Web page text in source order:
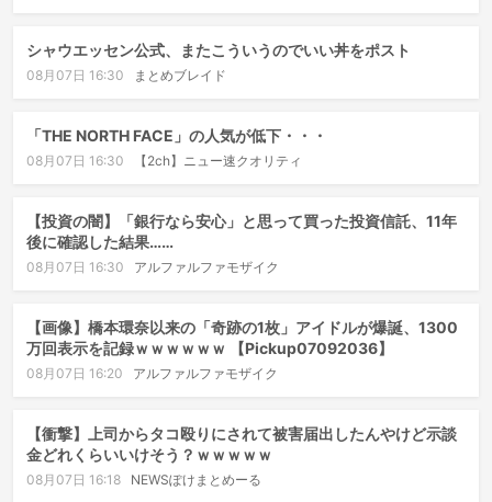
シャウエッセン公式、またこういうのでいい丼をポスト
08月07日 16:30 まとめブレイド
「THE NORTH FACE」の人気が低下・・・
08月07日 16:30 【2ch】ニュー速クオリティ
【投資の闇】「銀行なら安心」と思って買った投資信託、11年
後に確認した結果……
08月07日 16:30 アルファルファモザイク
【画像】橋本環奈以来の「奇跡の1枚」アイドルが爆誕、1300
万回表示を記録ｗｗｗｗｗｗ 【Pickup07092036】
08月07日 16:20 アルファルファモザイク
【衝撃】上司からタコ殴りにされて被害届出したんやけど示談
金どれくらいいけそう？ｗｗｗｗｗ
08月07日 16:18 NEWSぽけまとめーる